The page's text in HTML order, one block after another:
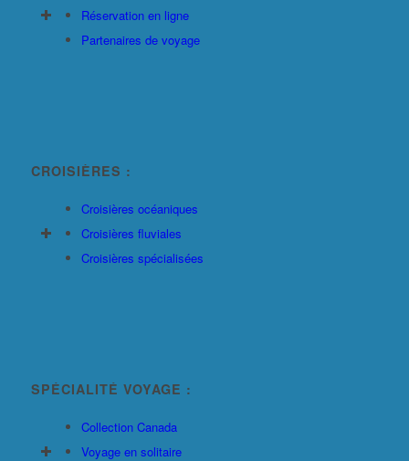
Réservation en ligne
Partenaires de voyage
CROISIÈRES :
Croisières océaniques
Croisières fluviales
Croisières spécialisées
SPÉCIALITÉ VOYAGE :
Collection Canada
Voyage en solitaire